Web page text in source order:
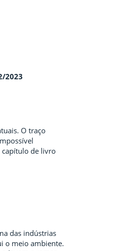
2023
O traço
capítulo de livro
das indústrias
o meio ambiente.